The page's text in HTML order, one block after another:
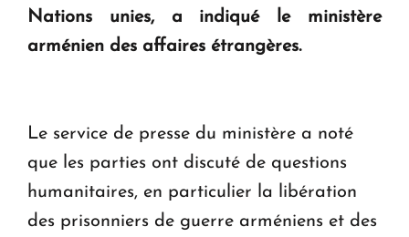
ouvrira ses portes à Dilijan
Nations unies, a indiqué le ministère
arménien des affaires étrangères.
Le service de presse du ministère a noté
que les parties ont discuté de questions
humanitaires, en particulier la libération
des prisonniers de guerre arméniens et des